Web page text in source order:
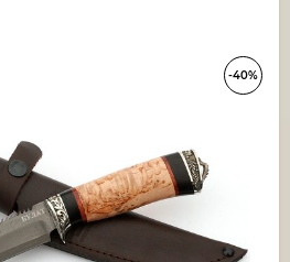
-40%